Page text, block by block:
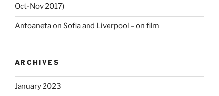
Oct-Nov 2017)
Antoanetaon Sofia and Liverpool – on film
ARCHIVES
January 2023